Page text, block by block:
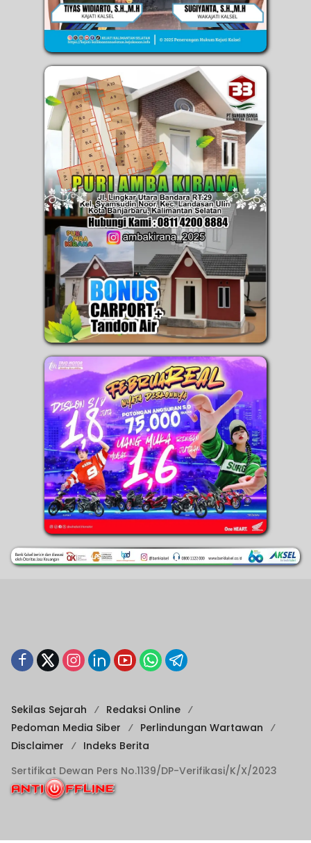
Sekilas Sejarah
Redaksi Online
Pedoman Media Siber
Perlindungan Wartawan
Disclaimer
Indeks Berita
Sertifikat Dewan Pers No.1139/DP-Verifikasi/K/X/2023